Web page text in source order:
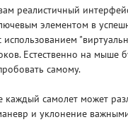
реалистичный
элементом в
Естественно на мыше
самому.
самолет может
и уклонение